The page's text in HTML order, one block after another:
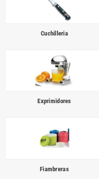
Cuchilleria
Exprimidores
Fiambreras